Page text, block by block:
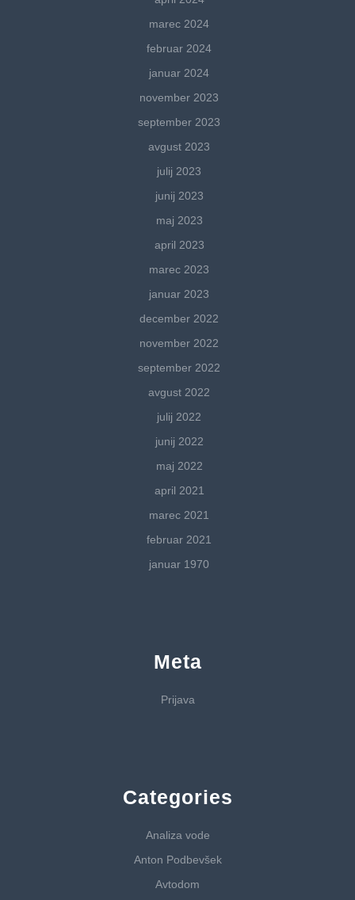
marec 2024
februar 2024
januar 2024
november 2023
september 2023
avgust 2023
julij 2023
junij 2023
maj 2023
april 2023
marec 2023
januar 2023
december 2022
november 2022
september 2022
avgust 2022
julij 2022
junij 2022
maj 2022
april 2021
marec 2021
februar 2021
januar 1970
Meta
Prijava
Categories
Analiza vode
Anton Podbevšek
Avtodom